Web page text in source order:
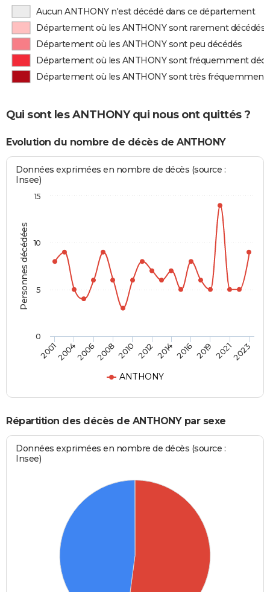
Aucun ANTHONY n'est décédé dans ce département
Département où les ANTHONY sont rarement décédés
Département où les ANTHONY sont peu décédés
Département où les ANTHONY sont fréquemment
Département où les ANTHONY sont très fréquemment
Qui sont les ANTHONY qui nous ont quittés ?
Evolution du nombre de décès de ANTHONY
Personnes décédées
Données exprimées en nombre de décès (source :
Insee)
ANTHONY
20012004200620082010 2012 2014 2016 2019 20212023
0
5
10
15
Répartition des décès de ANTHONY par sexe
Données exprimées en nombre de décès (source :
Insee)